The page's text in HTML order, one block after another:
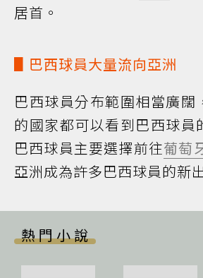
居首。
▋巴西球員大量流向亞洲
巴西球員分布範圍相當廣闊
的國家都可以看到巴西球員
巴西球員主要選擇前往葡萄
亞洲成為許多巴西球員的新
熱門小說